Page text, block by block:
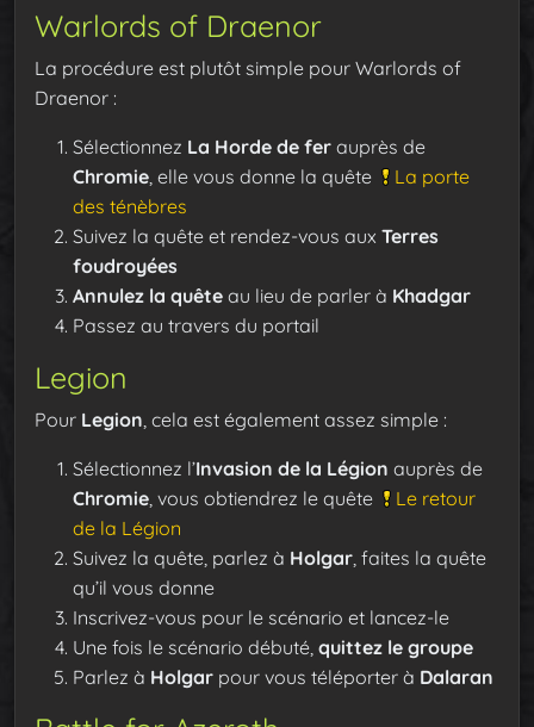
Warlords of Draenor
La procédure est plutôt simple pour Warlords of
Draenor :
Sélectionnez La Horde de fer auprès de
Chromie, elle vous donne la quête
La porte
des ténèbres
Suivez la quête et rendez-vous aux Terres
foudroyées
Annulez la quête au lieu de parler à Khadgar
Passez au travers du portail
Legion
Pour Legion, cela est également assez simple :
Sélectionnez l’Invasion de la Légion auprès de
Chromie, vous obtiendrez le quête
Le retour
de la Légion
Suivez la quête, parlez à Holgar, faites la quête
qu’il vous donne
Inscrivez-vous pour le scénario et lancez-le
Une fois le scénario débuté, quittez le groupe
Parlez à Holgar pour vous téléporter à Dalaran